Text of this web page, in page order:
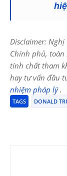
Disclaimer: Nghị
Chính phủ,
tính chất tham
hay tư vấn đầu
nhiệm pháp lý.
TAGS DONALD